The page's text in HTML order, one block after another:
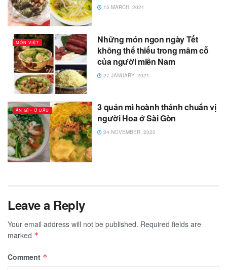
15 MARCH, 2021
MÓN VIỆT
Những món ngon ngày Tết
không thể thiếu trong mâm cỗ
của người miền Nam
27 JANUARY, 2021
ĂN GÌ - Ở ĐÂU
3 quán mì hoành thánh chuẩn vị
người Hoa ở Sài Gòn
24 NOVEMBER, 2020
Leave a Reply
Your email address will not be published. Required fields are
marked *
Comment *